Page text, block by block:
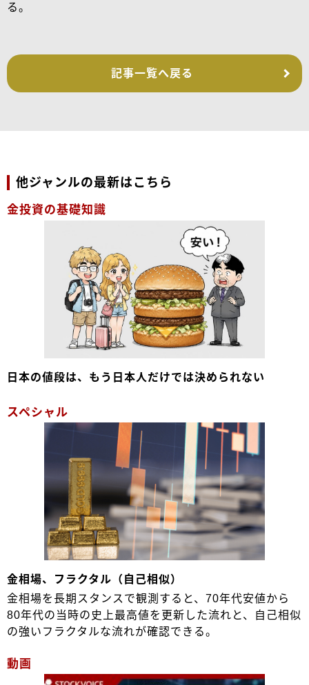
る。
記事一覧へ戻る
他ジャンルの最新はこちら
金投資の基礎知識
日本の値段は、もう日本人だけでは決められない
スペシャル
金相場、フラクタル（自己相似）
金相場を長期スタンスで観測すると、70年代安値から
80年代の当時の史上最高値を更新した流れと、自己相似
の強いフラクタルな流れが確認できる。
動画